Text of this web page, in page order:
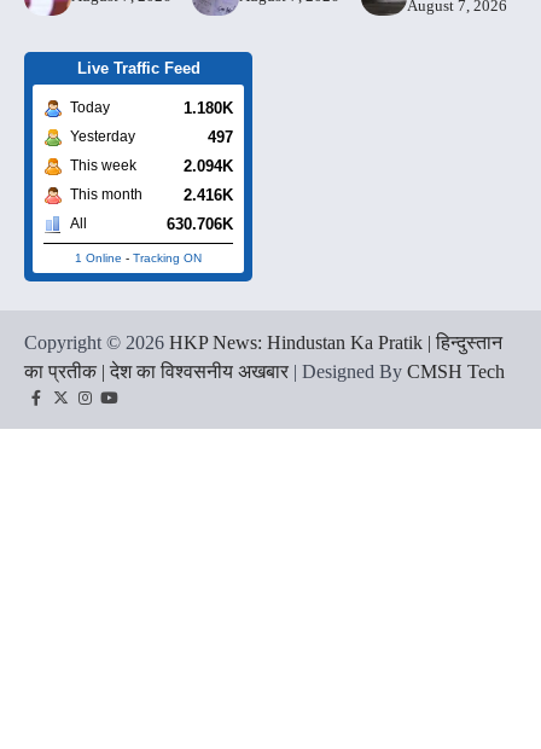
August 7, 2026
Live Traffic Feed
Today 1.180K
Yesterday 497
This week 2.094K
This month 2.416K
All 630.706K
1 Online - Tracking ON
Copyright © 2026 HKP News: Hindustan Ka Pratik | हिन्दुस्तान
का प्रतीक | देश का विश्वसनीय अखबार | Designed By CMSH Tech
Facebook
TwitterInstagram
YouTube